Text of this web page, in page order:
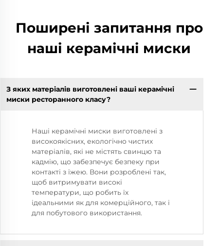
Поширені запитання про
наші керамічні миски
З яких матеріалів виготовлені ваші керамічні
миски ресторанного класу?
Наші керамічні миски виготовлені з
високоякісних, екологічно чистих
матеріалів, які не містять свинцю та
кадмію, що забезпечує безпеку при
контакті з їжею. Вони розроблені так,
щоб витримувати високі
температури, що робить їх
ідеальними як для комерційного, так і
для побутового використання.